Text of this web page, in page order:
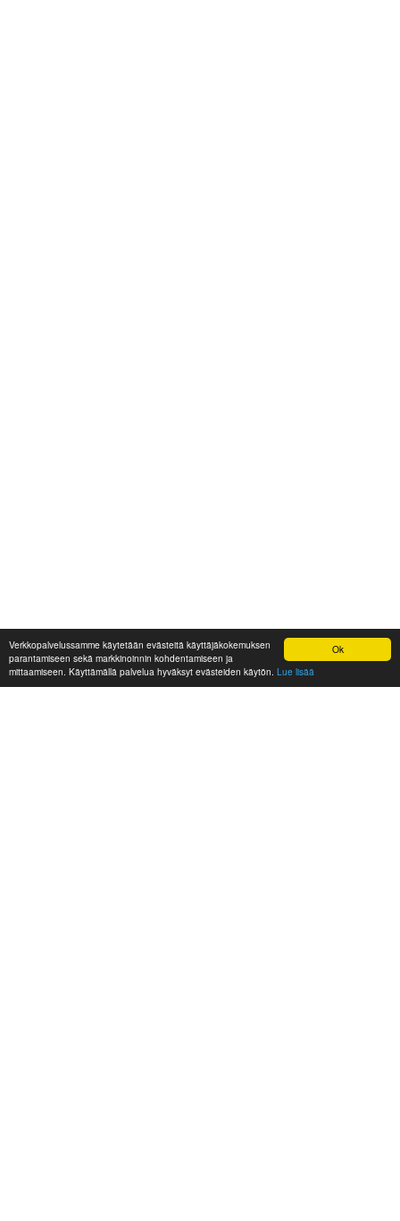
Ok
Verkkopalvelussamme käytetään evästeitä käyttäjäkokemuksen
parantamiseen sekä markkinoinnin kohdentamiseen ja
mittaamiseen. Käyttämällä palvelua hyväksyt evästeiden käytön. Lue lisää